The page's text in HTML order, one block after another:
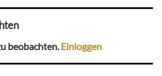
beobachten.Einloggen